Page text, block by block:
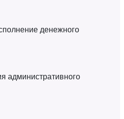
денежного
административного